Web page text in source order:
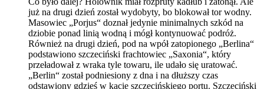
już na drugi dzień został wydobyty, bo blokował tor wodny.
Masowiec „Porjus“ doznał jedynie minimalnych szkód na
dziobie ponad linią wodną i mógł kontynuować podróż.
Również na drugi dzień, pod na wpół zatopionego „Berlina“
podstawiono szczeciński frachtowiec „Saxonia“, który
przeładował z wraka tyle towaru, ile udało się uratować.
„Berlin“ został podniesiony z dna i na dłuższy czas
odstawiony gdzieś w kącie szczecińskiego portu. Szczeciński